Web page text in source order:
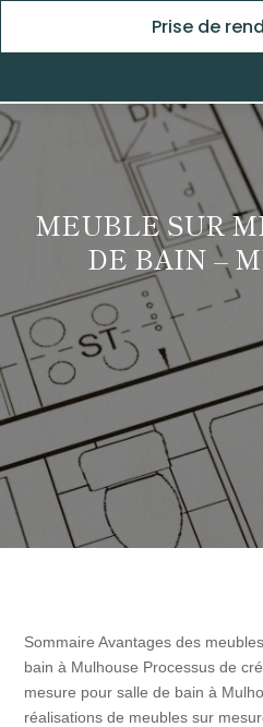
Prise de
MEUBLE SUR
DE BAIN –
Sommaire Avantages des
bain à Mulhouse Processus de
mesure pour salle de bain à
réalisations de meubles sur